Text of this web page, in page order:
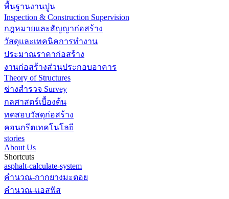
พื้นฐานงานปูน
Inspection & Construction Supervision
กฎหมายและสัญญาก่อสร้าง
วัสดุและเทคนิคการทำงาน
ประมาณราคาก่อสร้าง
งานก่อสร้างส่วนประกอบอาคาร
Theory of Structures
ช่างสำรวจ Survey
กลศาสตร์เบื้องต้น
ทดสอบวัสดุก่อสร้าง
คอนกรีตเทคโนโลยี
stories
About Us
Shortcuts
asphalt-calculate-system
คำนวณ-กากยางมะตอย
คำนวณ-แอสฟัส